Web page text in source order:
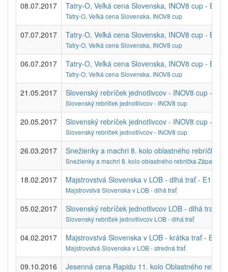
08.07.2017 Tatry-O, Veľká cena Slovenska, INOV8 cup - E3
Tatry-O, Veľká cena Slovenska, INOV8 cup
07.07.2017 Tatry-O, Veľká cena Slovenska, INOV8 cup - E2
Tatry-O, Veľká cena Slovenska, INOV8 cup
06.07.2017 Tatry-O, Veľká cena Slovenska, INOV8 cup - E1
Tatry-O, Veľká cena Slovenska, INOV8 cup
21.05.2017 Slovenský rebríček jednotlivcov - INOV8 cup - E2
Slovenský rebríček jednotlivcov - INOV8 cup
20.05.2017 Slovenský rebríček jednotlivcov - INOV8 cup - E1
Slovenský rebríček jednotlivcov - INOV8 cup
26.03.2017 Snežienky a machri 8. kolo oblastného rebríčka
Snežienky a machri 8. kolo oblastného rebríčka Západnej
18.02.2017 Majstrovstvá Slovenska v LOB - dlhá trať - E1
Majstrovstvá Slovenska v LOB - dlhá trať
05.02.2017 Slovenský rebríček jednotlivcov LOB - dlhá trať -
Slovenský rebríček jednotlivcov LOB - dlhá trať
04.02.2017 Majstrovstvá Slovenska v LOB - krátka trať - E1
Majstrovstvá Slovenska v LOB - stredná trať
09.10.2016 Jesenná cena Rapidu 11. kolo Oblastného